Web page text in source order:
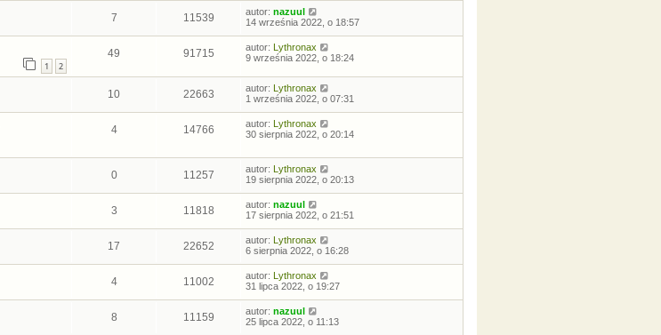
7 11539 autor: nazuul
14 września 2022, o 18:57
1 2
49 91715 autor: Lythronax
9 września 2022, o 18:24
10 22663 autor: Lythronax
1 września 2022, o 07:31
4 14766 autor: Lythronax
30 sierpnia 2022, o 20:14
0 11257 autor: Lythronax
19 sierpnia 2022, o 20:13
3 11818 autor: nazuul
17 sierpnia 2022, o 21:51
17 22652 autor: Lythronax
6 sierpnia 2022, o 16:28
4 11002 autor: Lythronax
31 lipca 2022, o 19:27
8 11159 autor: nazuul
25 lipca 2022, o 11:13